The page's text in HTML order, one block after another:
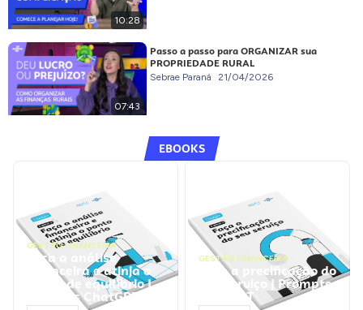
10:28
07:43
Passo a passo para ORGANIZAR sua
PROPRIEDADE RURAL
Sebrae Paraná 21/04/2026
EBOOKS
GESTÃO FINANCEIRA
Faça a análise
financeira e atinja o
ponto de equilíbrio |
Prompts ChatGPT
GESTÃO FINANCEIRA
Faça a precificação do
seu serviço | Prompts
ChatGPT